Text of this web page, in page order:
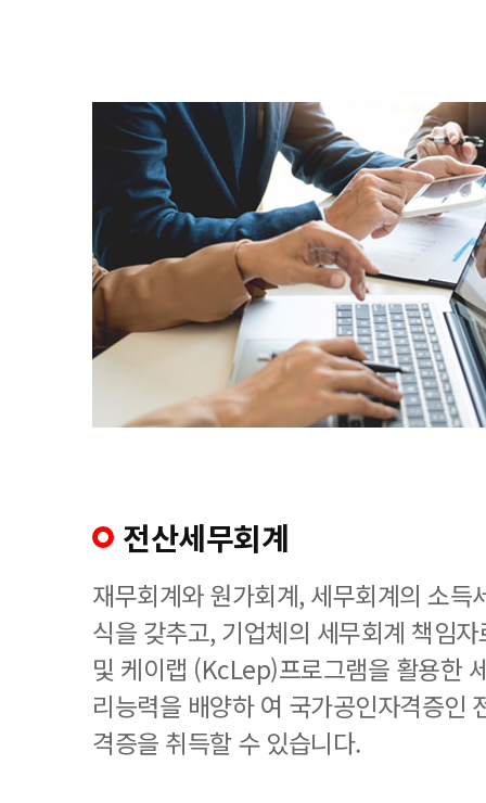
전산세무회계
재무회계와 원가회계, 세무회계의 소득
식을 갖추고, 기업체의 세무회계 책임
및 케이랩 (KcLep)프로그램을 활용한
리능력을 배양하 여 국가공인자격증인
격증을 취득할 수 있습니다.